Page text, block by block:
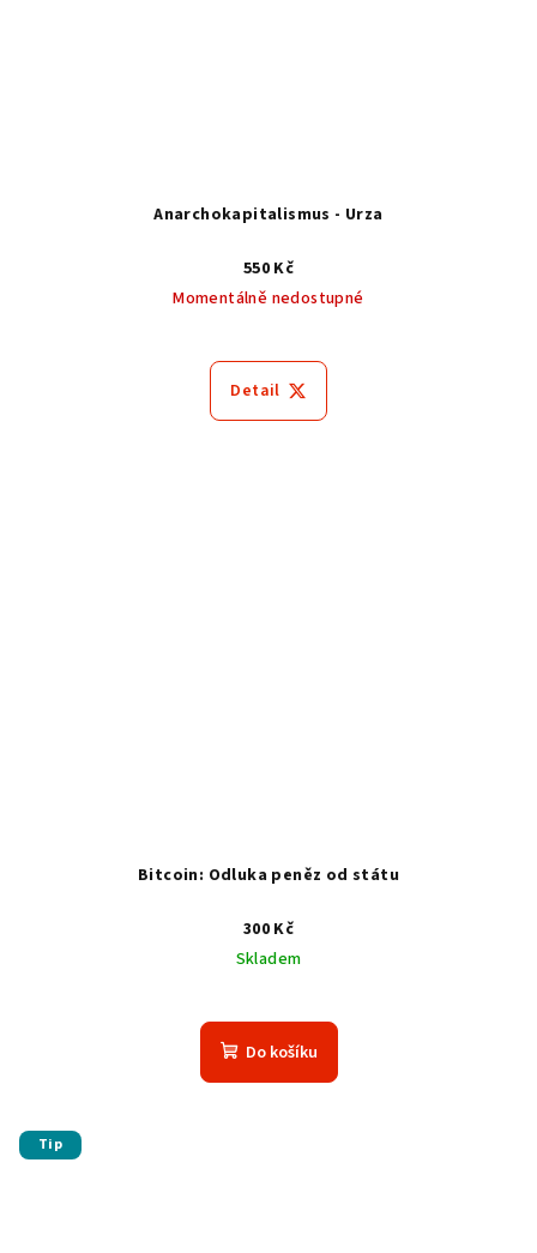
Anarchokapitalismus - Urza
550 Kč
Momentálně nedostupné
Detail
Bitcoin: Odluka peněz od státu
300 Kč
Skladem
Do košíku
Tip